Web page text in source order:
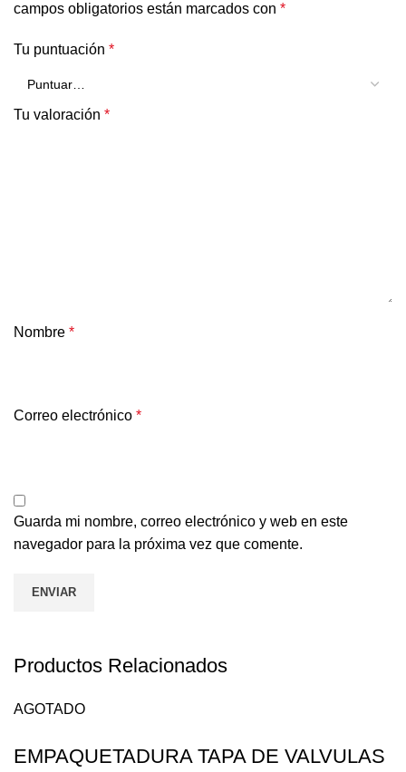
campos obligatorios están marcados con *
Tu puntuación *
Tu valoración *
Nombre *
Correo electrónico *
Guarda mi nombre, correo electrónico y web en este
navegador para la próxima vez que comente.
Productos Relacionados
AGOTADO
EMPAQUETADURA TAPA DE VALVULAS